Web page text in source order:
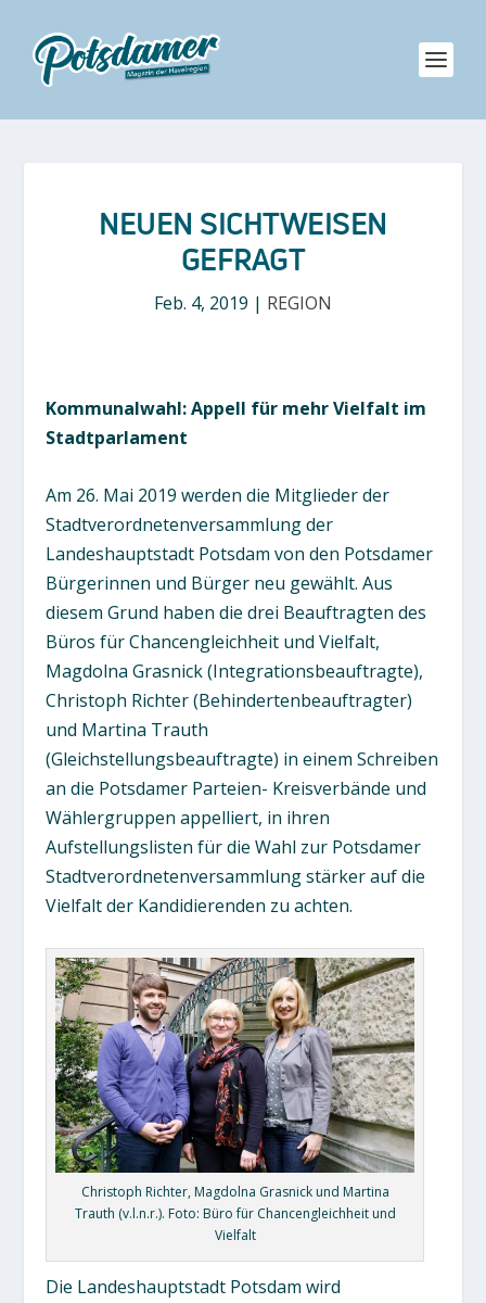
NEUEN SICHTWEISEN
GEFRAGT
Feb. 4, 2019 | REGION
Kommunalwahl: Appell für mehr Vielfalt im
Stadtparlament
Am 26. Mai 2019 werden die Mitglieder der
Stadtverordnetenversammlung der
Landeshauptstadt Potsdam von den Potsdamer
Bürgerinnen und Bürger neu gewählt. Aus
diesem Grund haben die drei Beauftragten des
Büros für Chancengleichheit und Vielfalt,
Magdolna Grasnick (Integrationsbeauftragte),
Christoph Richter (Behindertenbeauftragter)
und Martina Trauth
(Gleichstellungsbeauftragte) in einem Schreiben
an die Potsdamer Parteien- Kreisverbände und
Wählergruppen appelliert, in ihren
Aufstellungslisten für die Wahl zur Potsdamer
Stadtverordnetenversammlung stärker auf die
Vielfalt der Kandidierenden zu achten.
Christoph Richter, Magdolna Grasnick und Martina
Trauth (v.l.n.r.). Foto: Büro für Chancengleichheit und
Vielfalt
Die Landeshauptstadt Potsdam wird